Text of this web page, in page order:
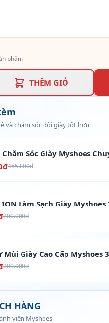
phẩm
THÊM GIỎ
và chăm sóc đôi giày tốt hơn
Chăm Sóc Giày Myshoes
455.000₫
Làm Sạch Giày Myshoes
200.000₫
Mùi Giày Cao Cấp Myshoes
200.000₫
HÀNG
viên Myshoes